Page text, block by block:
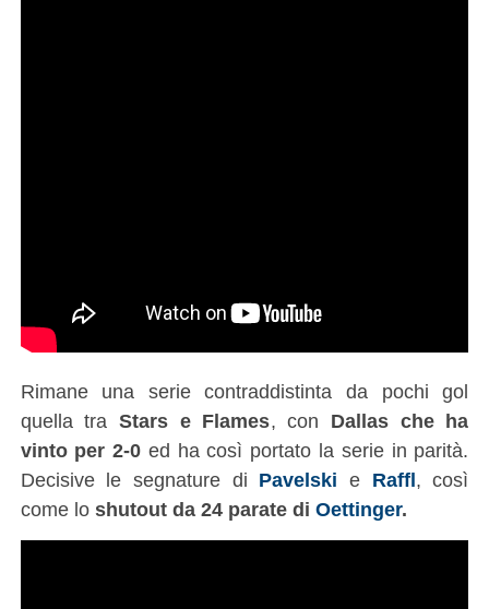
Rimane una serie contraddistinta da pochi gol
quella traStars e Flames, con Dallas che ha
vinto per 2-0 ed ha così portato la serie in parità.
Decisive le segnature di Pavelski e Raffl, così
come lo shutout da 24 parate di Oettinger.